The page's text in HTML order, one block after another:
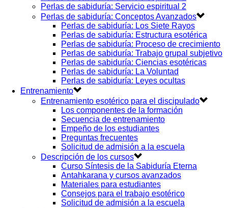
Perlas de sabiduría: Servicio espiritual 2
Perlas de sabiduría: Conceptos Avanzados
Perlas de sabiduría: Los Siete Rayos
Perlas de sabiduría: Estructura esotérica
Perlas de sabiduría: Proceso de crecimiento
Perlas de sabiduría: Trabajo grupal subjetivo
Perlas de sabiduría: Ciencias esotéricas
Perlas de sabiduría: La Voluntad
Perlas de sabiduría: Leyes ocultas
Entrenamiento
Entrenamiento esotérico para el discipulado
Los componentes de la formación
Secuencia de entrenamiento
Empeño de los estudiantes
Preguntas frecuentes
Solicitud de admisión a la escuela
Descripción de los cursos
Curso Síntesis de la Sabiduría Eterna
Antahkarana y cursos avanzados
Materiales para estudiantes
Consejos para el trabajo esotérico
Solicitud de admisión a la escuela